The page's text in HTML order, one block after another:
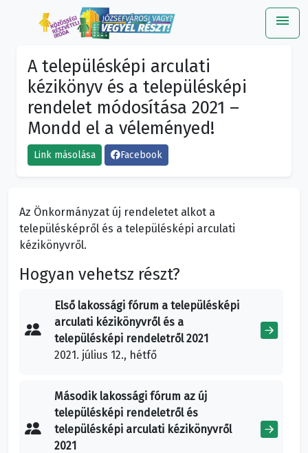
menu
A településképi arculati
kézikönyv és a településképi
rendelet módosítása 2021 –
Mondd el a véleményed!
Link másolása Facebook
Az Önkormányzat új rendeletet alkot a
településképről és a településképi arculati
kézikönyvről.
Hogyan vehetsz részt?
Első lakossági fórum a településképi
arculati kézikönyvről és a
településképi rendeletről 2021
2021. július 12., hétfő
Második lakossági fórum az új
településképi rendeletről és
településképi arculati kézikönyvről
2021